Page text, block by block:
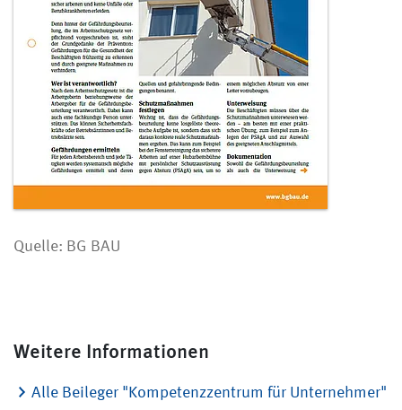
Quelle: BG BAU
Weitere Informationen
Alle Beileger "Kompetenzzentrum für Unternehmer"